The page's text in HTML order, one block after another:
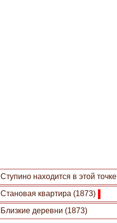
Ступино находится в этой точке
Становая квартира (1873)
Близкие деревни (1873)